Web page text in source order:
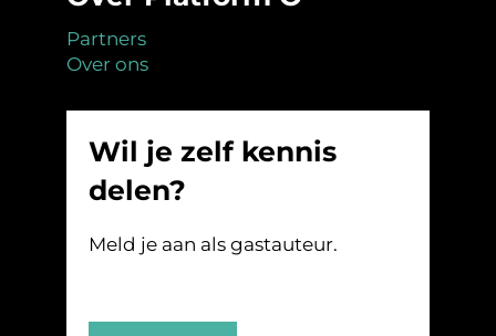
Partners
Over ons
Wil je zelf kennis
delen?
Meld je aan als gastauteur.